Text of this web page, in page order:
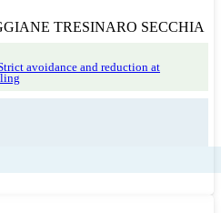
TRESINARO SECCHIA
avoidance and reduction at